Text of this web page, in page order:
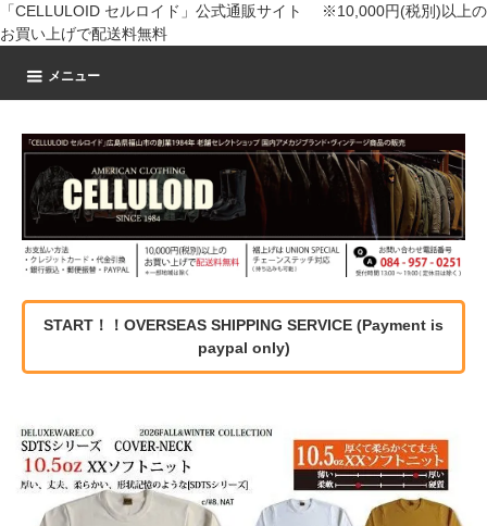
「CELLULOID セルロイド」公式通販サイト ※10,000円(税別)以上の
お買い上げで配送料無料
メニュー
START！！OVERSEAS SHIPPING SERVICE (Payment is
paypal only)